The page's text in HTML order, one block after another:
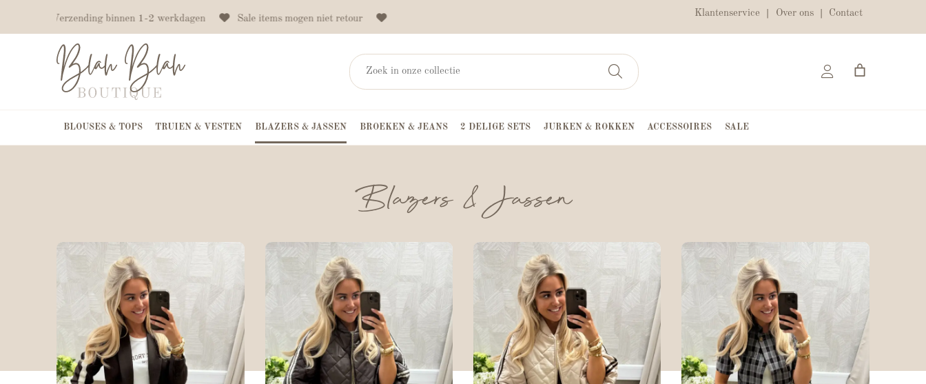
Verzending binnen 1-2 werkdagen Sale items mogen niet retour
Klantenservice Over ons Contact
BLOUSES & TOPS TRUIEN & VESTEN BLAZERS & JASSEN BROEKEN & JEANS 2 DELIGE SETS JURKEN & ROKKEN ACCESSOIRES SALE
Blazers & Jassen